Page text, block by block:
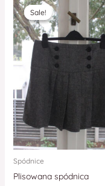
Sale!
Sale!
Spódnice
Plisowana spódnica